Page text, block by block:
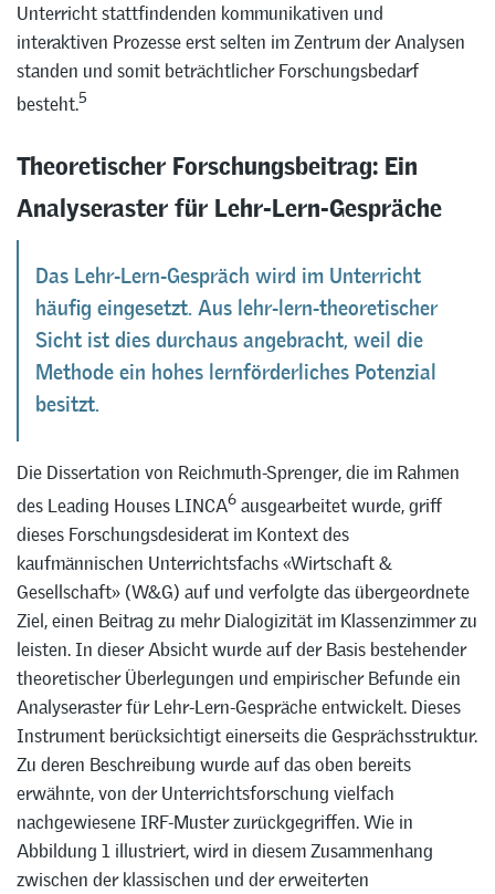
Unterricht stattfindenden kommunikativen und
interaktiven Prozesse erst selten im Zentrum der Analysen
standen und somit beträchtlicher Forschungsbedarf
besteht.5
Theoretischer Forschungsbeitrag: Ein
Analyseraster für Lehr-Lern-Gespräche
Das Lehr-Lern-Gespräch wird im Unterricht
häufig eingesetzt. Aus lehr-lern-theoretischer
Sicht ist dies durchaus angebracht, weil die
Methode ein hohes lernförderliches Potenzial
besitzt.
Die Dissertation von Reichmuth-Sprenger, die im Rahmen
des Leading Houses LINCA6 ausgearbeitet wurde, griff
dieses Forschungsdesiderat im Kontext des
kaufmännischen Unterrichtsfachs «Wirtschaft &
Gesellschaft» (W&G) auf und verfolgte das übergeordnete
Ziel, einen Beitrag zu mehr Dialogizität im Klassenzimmer zu
leisten. In dieser Absicht wurde auf der Basis bestehender
theoretischer Überlegungen und empirischer Befunde ein
Analyseraster für Lehr-Lern-Gespräche entwickelt. Dieses
Instrument berücksichtigt einerseits die Gesprächsstruktur.
Zu deren Beschreibung wurde auf das oben bereits
erwähnte, von der Unterrichtsforschung vielfach
nachgewiesene IRF-Muster zurückgegriffen. Wie in
Abbildung 1 illustriert, wird in diesem Zusammenhang
zwischen der klassischen und der erweiterten